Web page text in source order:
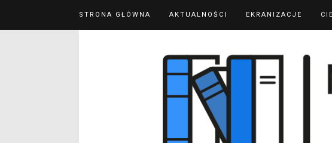
STRONA GŁÓWNA AKTUALNOŚCI EKRANIZACJE